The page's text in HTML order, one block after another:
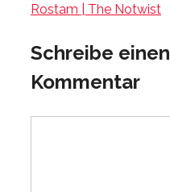
Rostam | The Notwist
Schreibe einen
Kommentar